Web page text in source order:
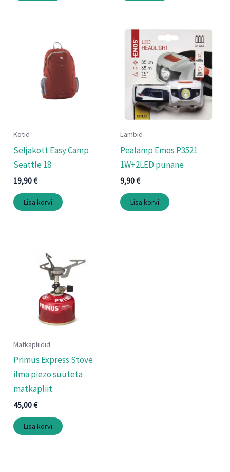
Kotid
Seljakott Easy Camp
Seattle 18
19,90€
Lisa korvi
Lambid
Pealamp Emos P3521
1W+2LED punane
9,90€
Lisa korvi
Matkapliidid
Primus Express Stove
ilma piezo süüteta
matkapliit
45,00€
Lisa korvi